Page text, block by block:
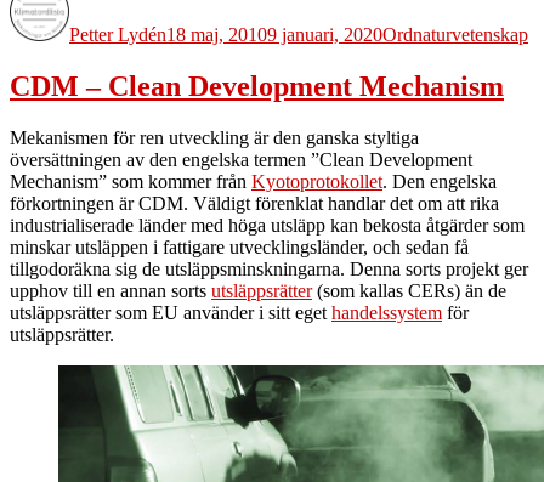
Petter Lydén18 maj, 20109 januari, 2020Ordnaturvetenskap
CDM – Clean Development Mechanism
Mekanismen för ren utveckling är den ganska styltiga
översättningen av den engelska termen ”Clean Development
Mechanism” som kommer från Kyotoprotokollet. Den engelska
förkortningen är CDM. Väldigt förenklat handlar det om att rika
industrialiserade länder med höga utsläpp kan bekosta åtgärder som
minskar utsläppen i fattigare utvecklingsländer, och sedan få
tillgodoräkna sig de utsläppsminskningarna. Denna sorts projekt ger
upphov till en annan sorts utsläppsrätter(som kallas CERs) än de
utsläppsrätter som EU använder i sitt eget handelssystem för
utsläppsrätter.